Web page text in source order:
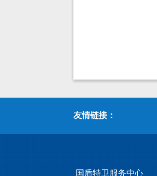
友情链接：
国盾特卫服务中心